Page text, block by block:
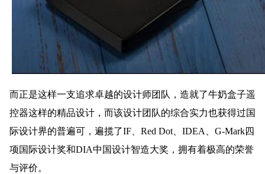
而正是这样一支追求卓越的设计师团队，造就了牛奶盒子遥
控器这样的精品设计，而该设计团队的综合实力也获得过国
际设计界的普遍可，遍揽了IF、Red Dot、IDEA、G-Mark四
项国际设计奖和DIA中国设计智造大奖，拥有着极高的荣誉
与评价。